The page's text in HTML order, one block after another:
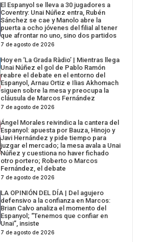
El Espanyol se lleva a 30 jugadores a
Coventry: Unai Núñez entra, Rubén
Sánchez se cae y Manolo abre la
puerta a ocho jóvenes del filial al tener
que afrontar no uno, sino dos partidos
7 de agosto de 2026
Hoy en ‘La Grada Ràdio’ | Mientras llega
Unai Núñez el gol de Pablo Ramón
reabre el debate en el entorno del
Espanyol, Arnau Ortiz e Ilias Akhomach
siguen sobre la mesa y preocupa la
cláusula de Marcos Fernández
7 de agosto de 2026
Ángel Morales reivindica la cantera del
Espanyol: apuesta por Bauza, Hinojo y
Javi Hernández y pide tiempo para
juzgar el mercado; la mesa avala a Unai
Núñez y cuestiona no haver fichado
otro portero; Roberto o Marcos
Fernández, el debate
7 de agosto de 2026
LA OPINIÓN DEL DÍA | Del agujero
defensivo a la confianza en Marcos:
Brian Calvo analiza el momento del
Espanyol; “Tenemos que confiar en
Unai”, insiste
7 de agosto de 2026